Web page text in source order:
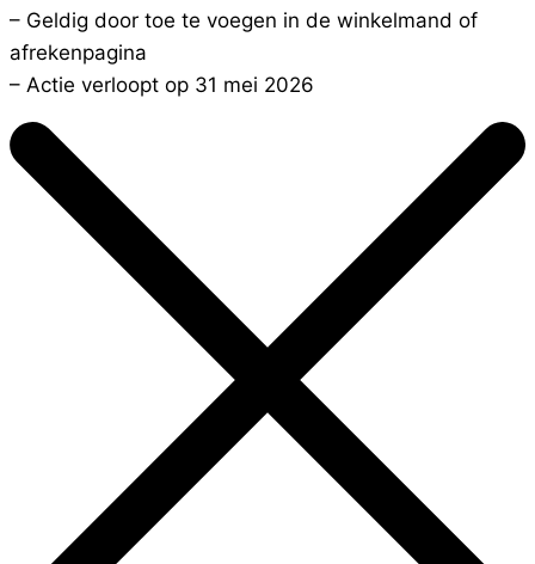
– Geldig door toe te voegen in de winkelmand of
afrekenpagina
– Actie verloopt op 31 mei 2026